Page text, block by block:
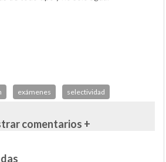
exámenes selectividad
comentarios +